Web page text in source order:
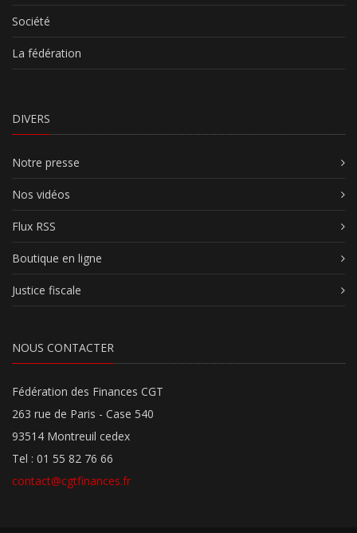
Société
La fédération
DIVERS
Notre presse
Nos vidéos
Flux RSS
Boutique en ligne
Justice fiscale
NOUS CONTACTER
Fédération des Finances CGT
263 rue de Paris - Case 540
93514 Montreuil cedex
Tel : 01 55 82 76 66
contact@cgtfinances.fr